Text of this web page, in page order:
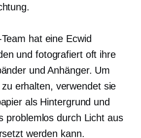
hat eine Ecwid
und fotografiert oft ihre
und Anhänger. Um
erhalten, verwendet sie
als Hintergrund und
problemlos durch Licht aus
werden kann.